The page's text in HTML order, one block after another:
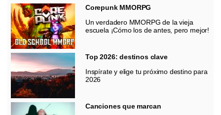
Corepunk MMORPG
Un verdadero MMORPG de la vieja
escuela ¡Cómo los de antes, pero mejor!
Top 2026: destinos clave
Inspírate y elige tu próximo destino para
2026
Canciones que marcan